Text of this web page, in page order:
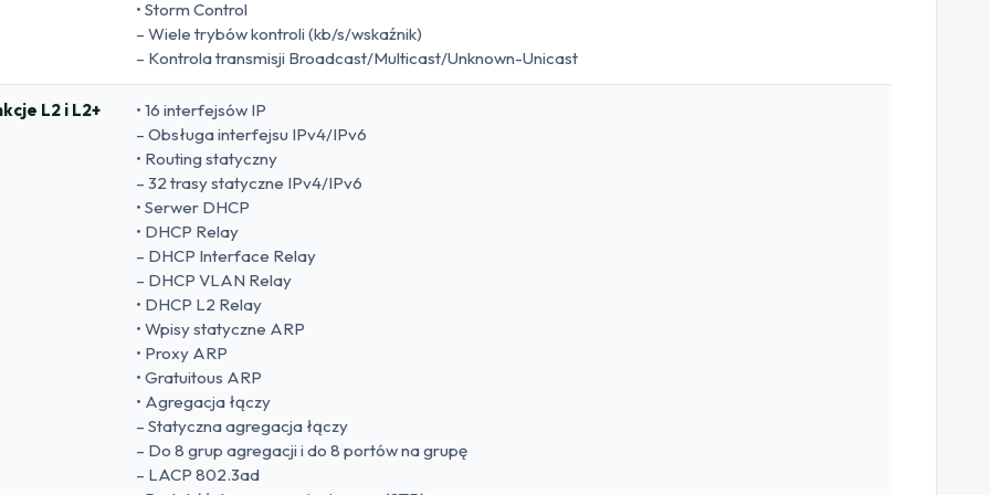
• Storm Control
– Wiele trybów kontroli (kb/s/wskaźnik)
– Kontrola transmisji Broadcast/Multicast/Unknown-Unicast
L2 i L2+
• 16 interfejsów IP
– Obsługa interfejsu IPv4/IPv6
• Routing statyczny
– 32 trasy statyczne IPv4/IPv6
• Serwer DHCP
• DHCP Relay
– DHCP Interface Relay
– DHCP VLAN Relay
• DHCP L2 Relay
• Wpisy statyczne ARP
• Proxy ARP
• Gratuitous ARP
• Agregacja łączy
– Statyczna agregacja łączy
– Do 8 grup agregacji i do 8 portów na grupę
– LACP 802.3ad